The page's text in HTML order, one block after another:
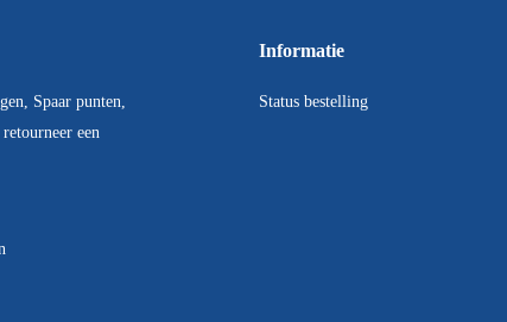
Spaar
of
Informatie
Status bestelling